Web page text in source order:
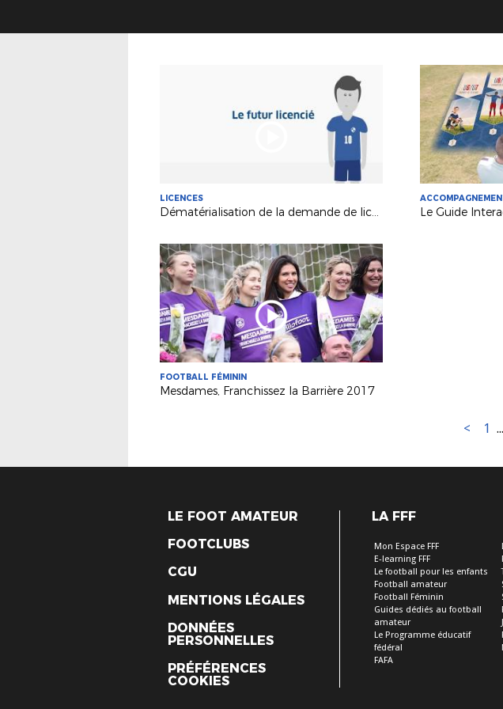
LICENCES
Dématérialisation de la demande de licence 2017-2018
FOOTBALL FÉMININ
Mesdames, Franchissez la Barrière 2017
< 1 ...
LE FOOT AMATEUR
FOOTCLUBS
CGU
MENTIONS LÉGALES
DONNÉES
PERSONNELLES
PRÉFÉRENCES
COOKIES
LA FFF
Mon Espace FFF
E-learning FFF
Le football pour les enfants
Football amateur
Football Féminin
Guides dédiés au football
amateur
Le Programme éducatif
fédéral
FAFA